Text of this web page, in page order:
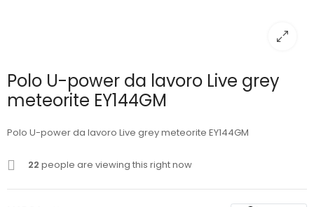
Polo U-power da lavoro Live grey
meteorite EY144GM
Polo U-power da lavoro Live grey meteorite EY144GM
22 people are viewing this right now